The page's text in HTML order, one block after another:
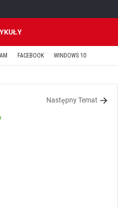
FACEBOOK WINDOWS 10
Następny Temat